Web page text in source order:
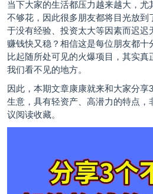
当下大家的生活都压力越来越大，尤
不够花，因此很多朋友都将目光放到
于没有经验、投资太大等因素而迟迟
赚钱快又稳？相信这是每位朋友都十
比起随所处可见的火爆项目，其实
我们看不见的地方。
因此，本期文章康康就来和大家分享
生意，具有轻资产、高潜力的特点，
议阅读收藏。